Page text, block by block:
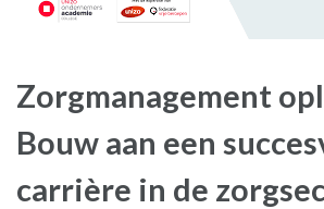
Zorgmanagement
Bouw aan een
carrière in de